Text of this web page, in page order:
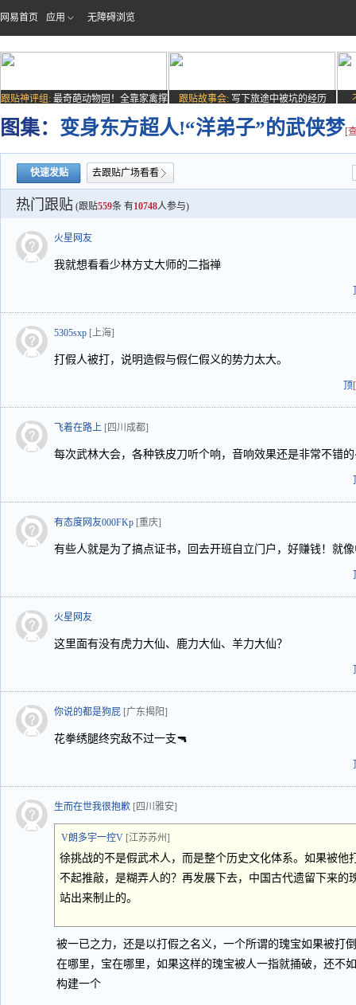
网易首页 应用 无障碍浏览
跟贴神评组: 最奇葩动物园！全靠家禽撑
场子
跟贴故事会: 写下旅途中被坑的经历
图集： 变身东方超人!“洋弟子”的武侠梦[
快速发贴 去跟贴广场看看
热门跟贴 (跟贴559条 有10748人参与)
火星网友
我就想看看少林方丈大师的二指禅
5305sxp [上海]
打假人被打，说明造假与假仁假义的势力太大。
顶
飞着在路上 [四川成都]
每次武林大会，各种铁皮刀听个响，音响效果还是非常不错
有态度网友000FKp [重庆]
有些人就是为了搞点证书，回去开班自立门户，好赚钱！就
火星网友
这里面有没有虎力大仙、鹿力大仙、羊力大仙？
你说的都是狗屁 [广东揭阳]
花拳绣腿终究敌不过一支🔫
生而在世我很抱歉 [四川雅安]
V朗多宇一控V [江苏苏州]
徐挑战的不是假武术人，而是整个历史文化体系。如果被他
不起推敲，是糊弄人的？再发展下去，中国古代遗留下来的
站出来制止的。
被一已之力，还是以打假之名义，一个所谓的瑰宝如果被打
在哪里，宝在哪里，如果这样的瑰宝被人一指就捅破，还不
构建一个